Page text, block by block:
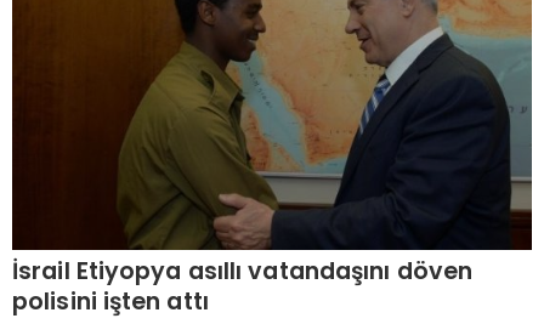
İsrail Etiyopya asıllı vatandaşını döven
polisini işten attı